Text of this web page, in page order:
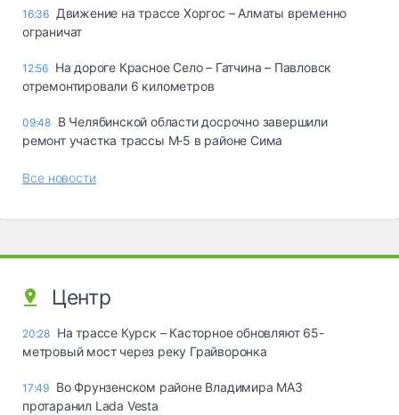
16:36 Движение на трассе Хоргос – Алматы временно
ограничат
12:56 На дороге Красное Село – Гатчина – Павловск
отремонтировали 6 километров
09:48 В Челябинской области досрочно завершили
ремонт участка трассы М‑5 в районе Сима
Все новости
Центр
20:28 На трассе Курск – Касторное обновляют 65-
метровый мост через реку Грайворонка
17:49 Во Фрунзенском районе Владимира МАЗ
протаранил Lada Vesta